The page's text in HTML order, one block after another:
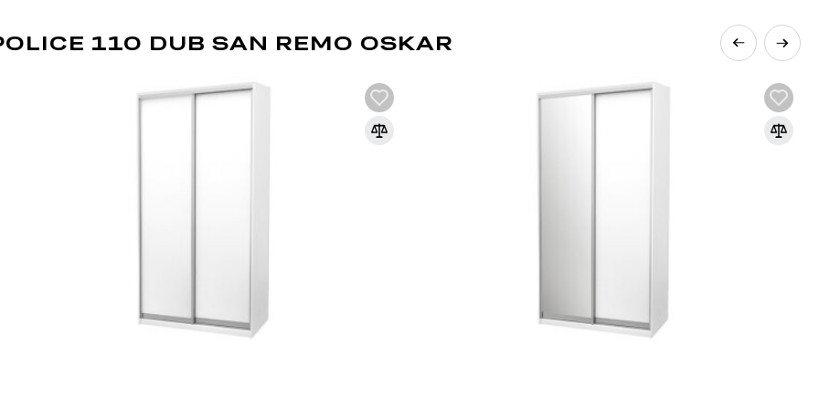
DŘEVOTŘÍSKA
DTD (dřevotřísková deska) je jedním z nejrozšířenějších materiálů v nábytkářském
Snadné zpracování: DTD lze snadno řezat a vrtat, což umožňuje výrobu nábytku různých tvarů a
konstrukcí.
110 DUB SAN REMO OSKAR